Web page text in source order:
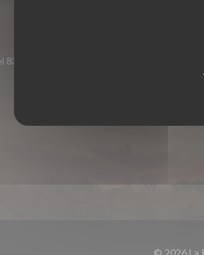
83520 Roquebrune-
une nouvelle fenêtre))
Facebook
© 2026 La